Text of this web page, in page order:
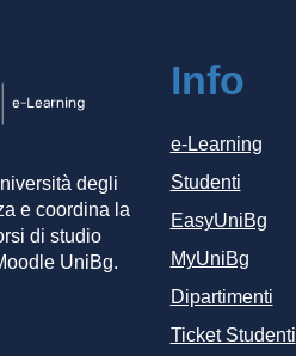
degli
e coordina la
di studio
UniBg.
Info
e-Learning
Studenti
EasyUniBg
MyUniBg
Dipartimenti
Ticket Studenti